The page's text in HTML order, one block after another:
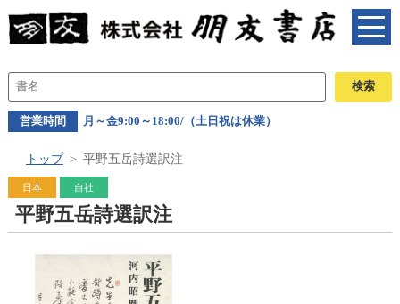
営業時間 月～金9:00～18:00/（土日祝は休業）
トップ 平野五岳詩選訳注
日本 自社
平野五岳詩選訳注